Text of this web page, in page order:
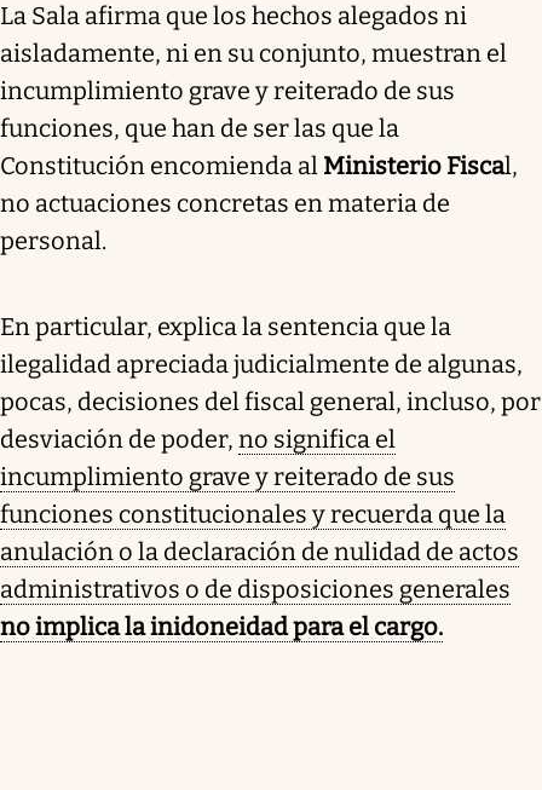
La Sala afirma que los hechos alegados ni
aisladamente, ni en su conjunto, muestran el
incumplimiento grave y reiterado de sus
funciones, que han de ser las que la
Constitución encomienda al Ministerio Fiscal,
no actuaciones concretas en materia de
personal.
En particular, explica la sentencia que la
ilegalidad apreciada judicialmente de algunas,
pocas, decisiones del fiscal general, incluso, por
desviación de poder, no significa el
incumplimiento grave y reiterado de sus
funciones constitucionales y recuerda que la
anulación o la declaración de nulidad de actos
administrativos o de disposiciones generales
no implica la inidoneidad para el cargo.